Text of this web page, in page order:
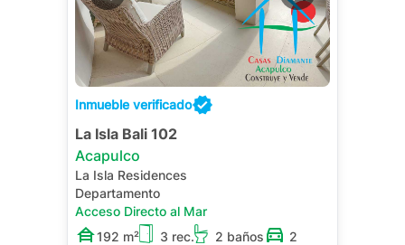
Inmueble verificado
La Isla Bali 102
Acapulco
La Isla Residences
Departamento
Acceso Directo al Mar
192 m²
3 rec. 2 baños
2